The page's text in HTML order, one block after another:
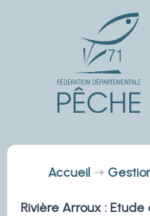
Accueil
Rivière Arroux :